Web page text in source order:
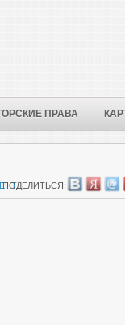
ПРАВА
ПОДЕЛИТЬСЯ: